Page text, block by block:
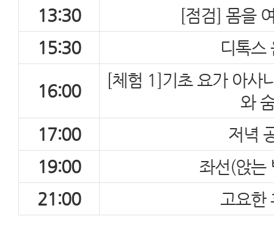
13:30
[점검] 몸을
15:30
디톡스
16:00
[체험 1]기초 요가 아사
와
17:00
저녁
19:00
좌선(앉는
21:00
고요한